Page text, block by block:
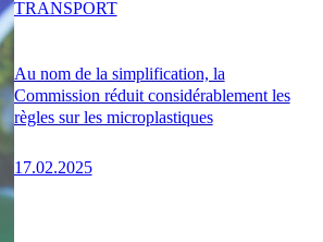
Au nom de la simplification, la
Commission réduit considérablement les
règles sur les microplastiques
17.02.2025
TRANSPORT